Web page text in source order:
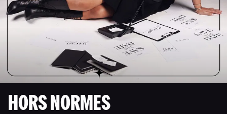
HORS NORMES